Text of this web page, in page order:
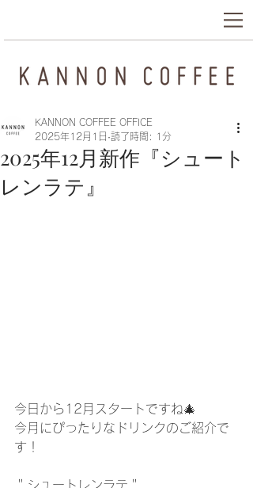
2025年12月新作『シュート
レンラテ』
KANNON COFFEE OFFICE
2025年12月1日 読了時間: 1分
今日から12月スタートですね🎄
今月にぴったりなドリンクのご紹介で
す！
＂シュートレンラテ＂